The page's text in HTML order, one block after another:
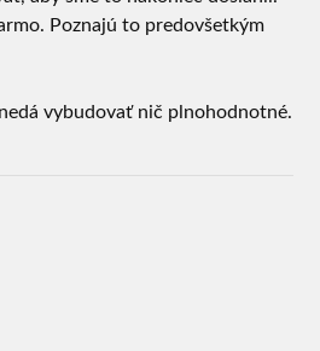
Poznajú to predovšetkým
vybudovať nič plnohodnotné.